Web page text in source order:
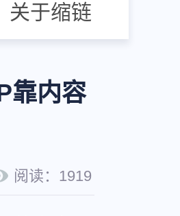
关于缩链
靠内容
阅读： 1919